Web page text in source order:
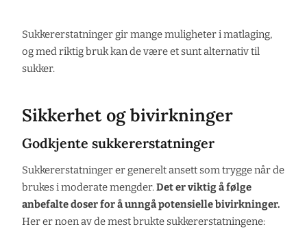
Sukkererstatninger gir mange muligheter i matlaging,
og med riktig bruk kan de være et sunt alternativ til
sukker.
Sikkerhet og bivirkninger
Godkjente sukkererstatninger
Sukkererstatninger er generelt ansett som trygge når de
brukes i moderate mengder.Det er viktig å følge
anbefalte doser for å unngå potensielle bivirkninger.
Her er noen av de mest brukte sukkererstatningene: